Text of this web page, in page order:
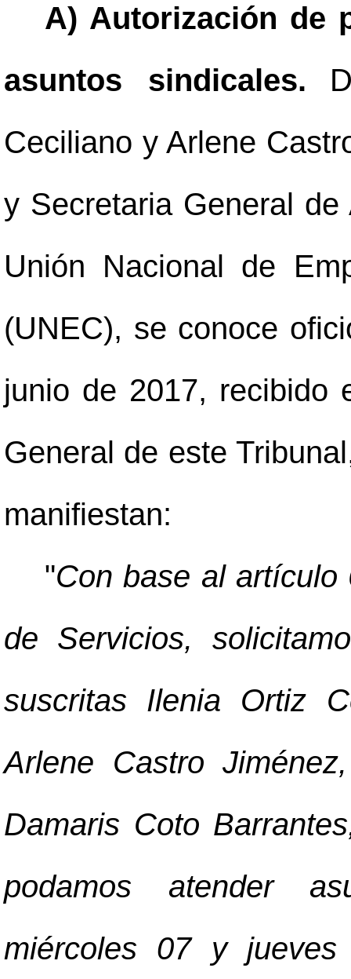
A) Autorización de
asuntos sindicales.
Ceciliano y Arlene
y Secretaria General
Unión Nacional de
(UNEC), se conoce
junio de 2017, recibido
General de este
manifiestan:
"Con base al artículo
de Servicios,
suscritas Ilenia Ortiz
Arlene Castro
Damaris Coto
podamos atender
miércoles 07 y